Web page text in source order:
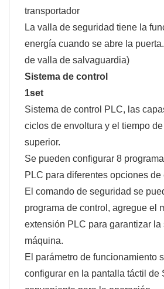
transportador
La valla de seguridad tiene la
energía cuando se abre la
de valla de salvaguardia)
Sistema de control
1set
Sistema de control PLC, las
ciclos de envoltura y el tiempo
superior.
Se pueden configurar 8
PLC para diferentes opciones de
El comando de seguridad se
programa de control, agregue el
extensión PLC para garantizar la
máquina.
El parámetro de funcionamiento
configurar en la pantalla táctil de